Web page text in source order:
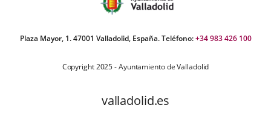
Plaza Mayor, 1. 47001 Valladolid, España. Teléfono:+34 983 426 100
Copyright 2025 - Ayuntamiento de Valladolid
valladolid.es